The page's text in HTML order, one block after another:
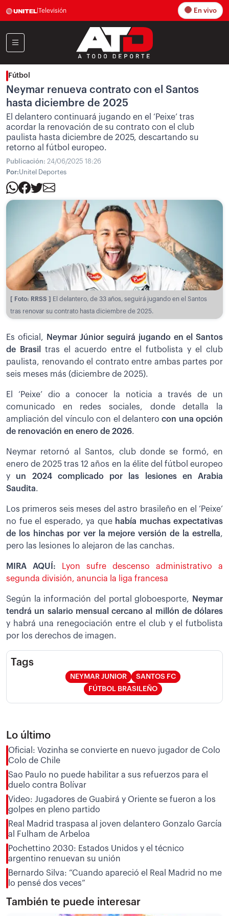
Televisión En vivo
Fútbol
Neymar renueva contrato con el Santos
hasta diciembre de 2025
El delantero continuará jugando en el ‘Peixe’ tras
acordar la renovación de su contrato con el club
paulista hasta diciembre de 2025, descartando su
retorno al fútbol europeo.
Publicación: 24/06/2025 18:26
Por:Unitel Deportes
[ Foto: RRSS ]
El delantero, de 33 años, seguirá jugando en el Santos
tras renovar su contrato hasta diciembre de 2025.
Es oficial, Neymar Júnior seguirá jugando en el Santos
de Brasil
tras el acuerdo entre el futbolista y el club
paulista, renovando el contrato entre ambas partes por
seis meses más (diciembre de 2025).
El ‘Peixe’ dio a conocer la noticia a través de un
comunicado en redes sociales, donde detalla la
ampliación del vínculo con el delanterocon una opción
de renovación en enero de 2026.
Neymar retornó al Santos, club donde se formó, en
enero de 2025 tras 12 años en la élite del fútbol europeo
y un 2024 complicado por las lesiones en Arabia
Saudita.
Los primeros seis meses del astro brasileño en el ‘Peixe’
no fue el esperado, ya quehabía muchas expectativas
de los hinchas por ver la mejore versión de la estrella,
pero las lesiones lo alejaron de las canchas.
MIRA AQUÍ:
Lyon sufre descenso administrativo a
segunda división, anuncia la liga francesa
Según la información del portal globoesporte,
Neymar
tendrá un salario mensual cercano al millón de dólares
y habrá una renegociación entre el club y el futbolista
por los derechos de imagen.
Tags
NEYMAR JUNIOR
SANTOS FC
FÚTBOL BRASILEÑO
Lo último
Oficial: Vozinha se convierte en nuevo jugador de Colo
Colo de Chile
Sao Paulo no puede habilitar a sus refuerzos para el
duelo contra Bolívar
Video: Jugadores de Guabirá y Oriente se fueron a los
golpes en pleno partido
Real Madrid traspasa al joven delantero Gonzalo García
al Fulham de Arbeloa
Pochettino 2030: Estados Unidos y el técnico
argentino renuevan su unión
Bernardo Silva: “Cuando apareció el Real Madrid no me
lo pensé dos veces”
También te puede interesar